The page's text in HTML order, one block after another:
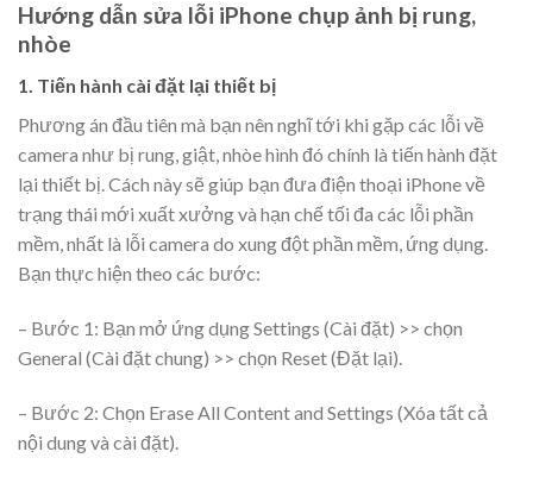
Hướng dẫn sửa lỗi iPhone chụp ảnh bị rung,
nhòe
1. Tiến hành cài đặt lại thiết bị
Phương án đầu tiên mà bạn nên nghĩ tới khi gặp các lỗi về
camera như bị rung, giật, nhòe hình đó chính là tiến hành đặt
lại thiết bị. Cách này sẽ giúp bạn đưa điện thoại iPhone về
trạng thái mới xuất xưởng và hạn chế tối đa các lỗi phần
mềm, nhất là lỗi camera do xung đột phần mềm, ứng dụng.
Bạn thực hiện theo các bước:
– Bước 1: Bạn mở ứng dụng Settings (Cài đặt) >> chọn
General (Cài đặt chung) >> chọn Reset (Đặt lại).
– Bước 2: Chọn Erase All Content and Settings (Xóa tất cả
nội dung và cài đặt).